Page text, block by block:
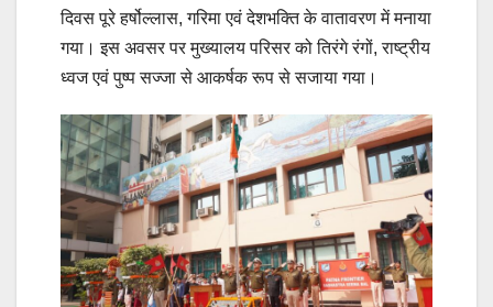
दिवस पूरे हर्षोल्लास, गरिमा एवं देशभक्ति के वातावरण में मनाया
गया। इस अवसर पर मुख्यालय परिसर को तिरंगे रंगों, राष्ट्रीय
ध्वज एवं पुष्प सज्जा से आकर्षक रूप से सजाया गया।